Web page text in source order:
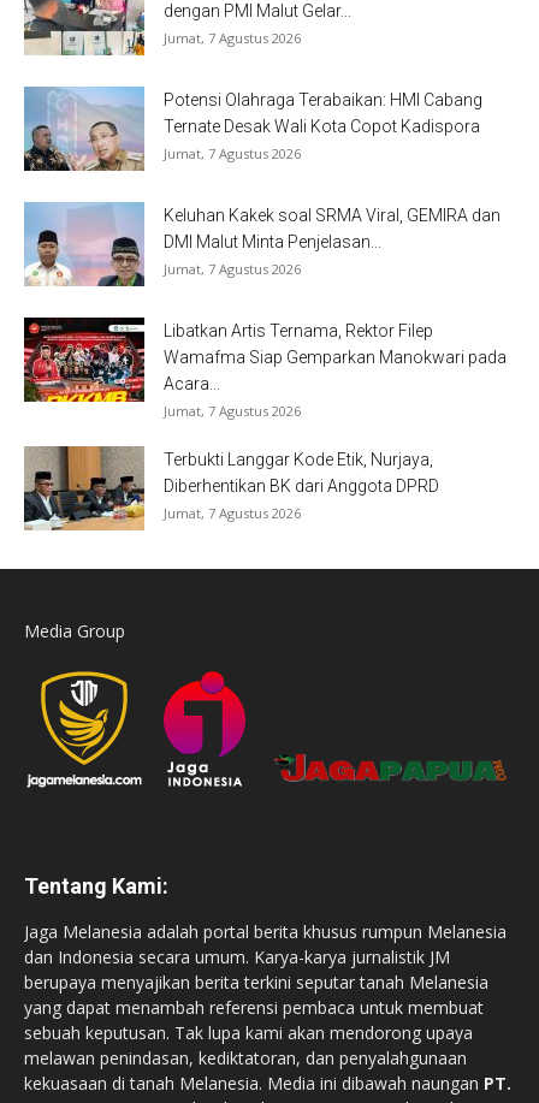
dengan PMI Malut Gelar...
Jumat, 7 Agustus 2026
Potensi Olahraga Terabaikan: HMI Cabang
Ternate Desak Wali Kota Copot Kadispora
Jumat, 7 Agustus 2026
Keluhan Kakek soal SRMA Viral, GEMIRA dan
DMI Malut Minta Penjelasan...
Jumat, 7 Agustus 2026
Libatkan Artis Ternama, Rektor Filep
Wamafma Siap Gemparkan Manokwari pada
Acara...
Jumat, 7 Agustus 2026
Terbukti Langgar Kode Etik, Nurjaya,
Diberhentikan BK dari Anggota DPRD
Jumat, 7 Agustus 2026
Media Group
Tentang Kami:
Jaga Melanesia adalah portal berita khusus rumpun Melanesia
dan Indonesia secara umum. Karya-karya jurnalistik JM
berupaya menyajikan berita terkini seputar tanah Melanesia
yang dapat menambah referensi pembaca untuk membuat
sebuah keputusan. Tak lupa kami akan mendorong upaya
melawan penindasan, kediktatoran, dan penyalahgunaan
kekuasaan di tanah Melanesia. Media ini dibawah naungan PT.